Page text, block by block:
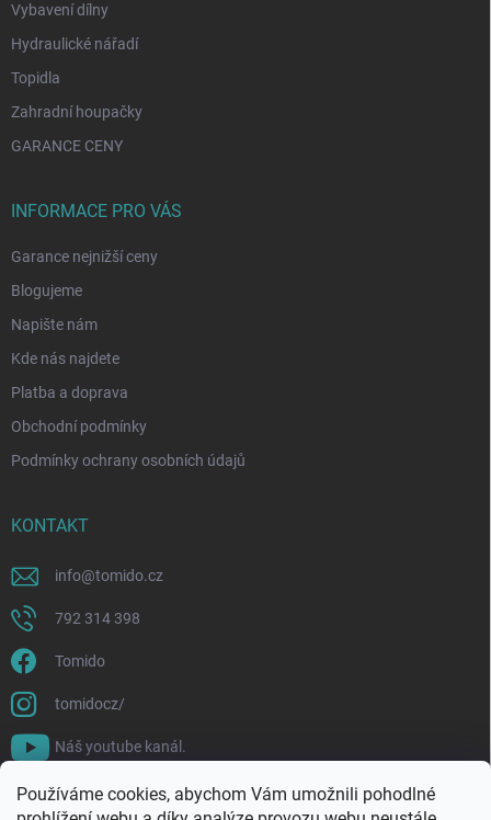
Používáme cookies, abychom Vám umožnili pohodlné
Vybavení dílny
Hydraulické nářadí
Topidla
Zahradní houpačky
GARANCE CENY
INFORMACE PRO VÁS
Garance nejnižší ceny
Blogujeme
Napište nám
Kde nás najdete
Platba a doprava
Obchodní podmínky
Podmínky ochrany osobních údajů
KONTAKT
info@tomido.cz
792 314 398
Tomido
tomidocz/
Náš youtube kanál.